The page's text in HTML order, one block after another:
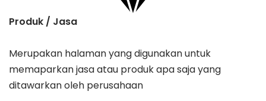
Produk / Jasa
Merupakan halaman yang digunakan untuk
memaparkan jasa atau produk apa saja yang
ditawarkan oleh perusahaan